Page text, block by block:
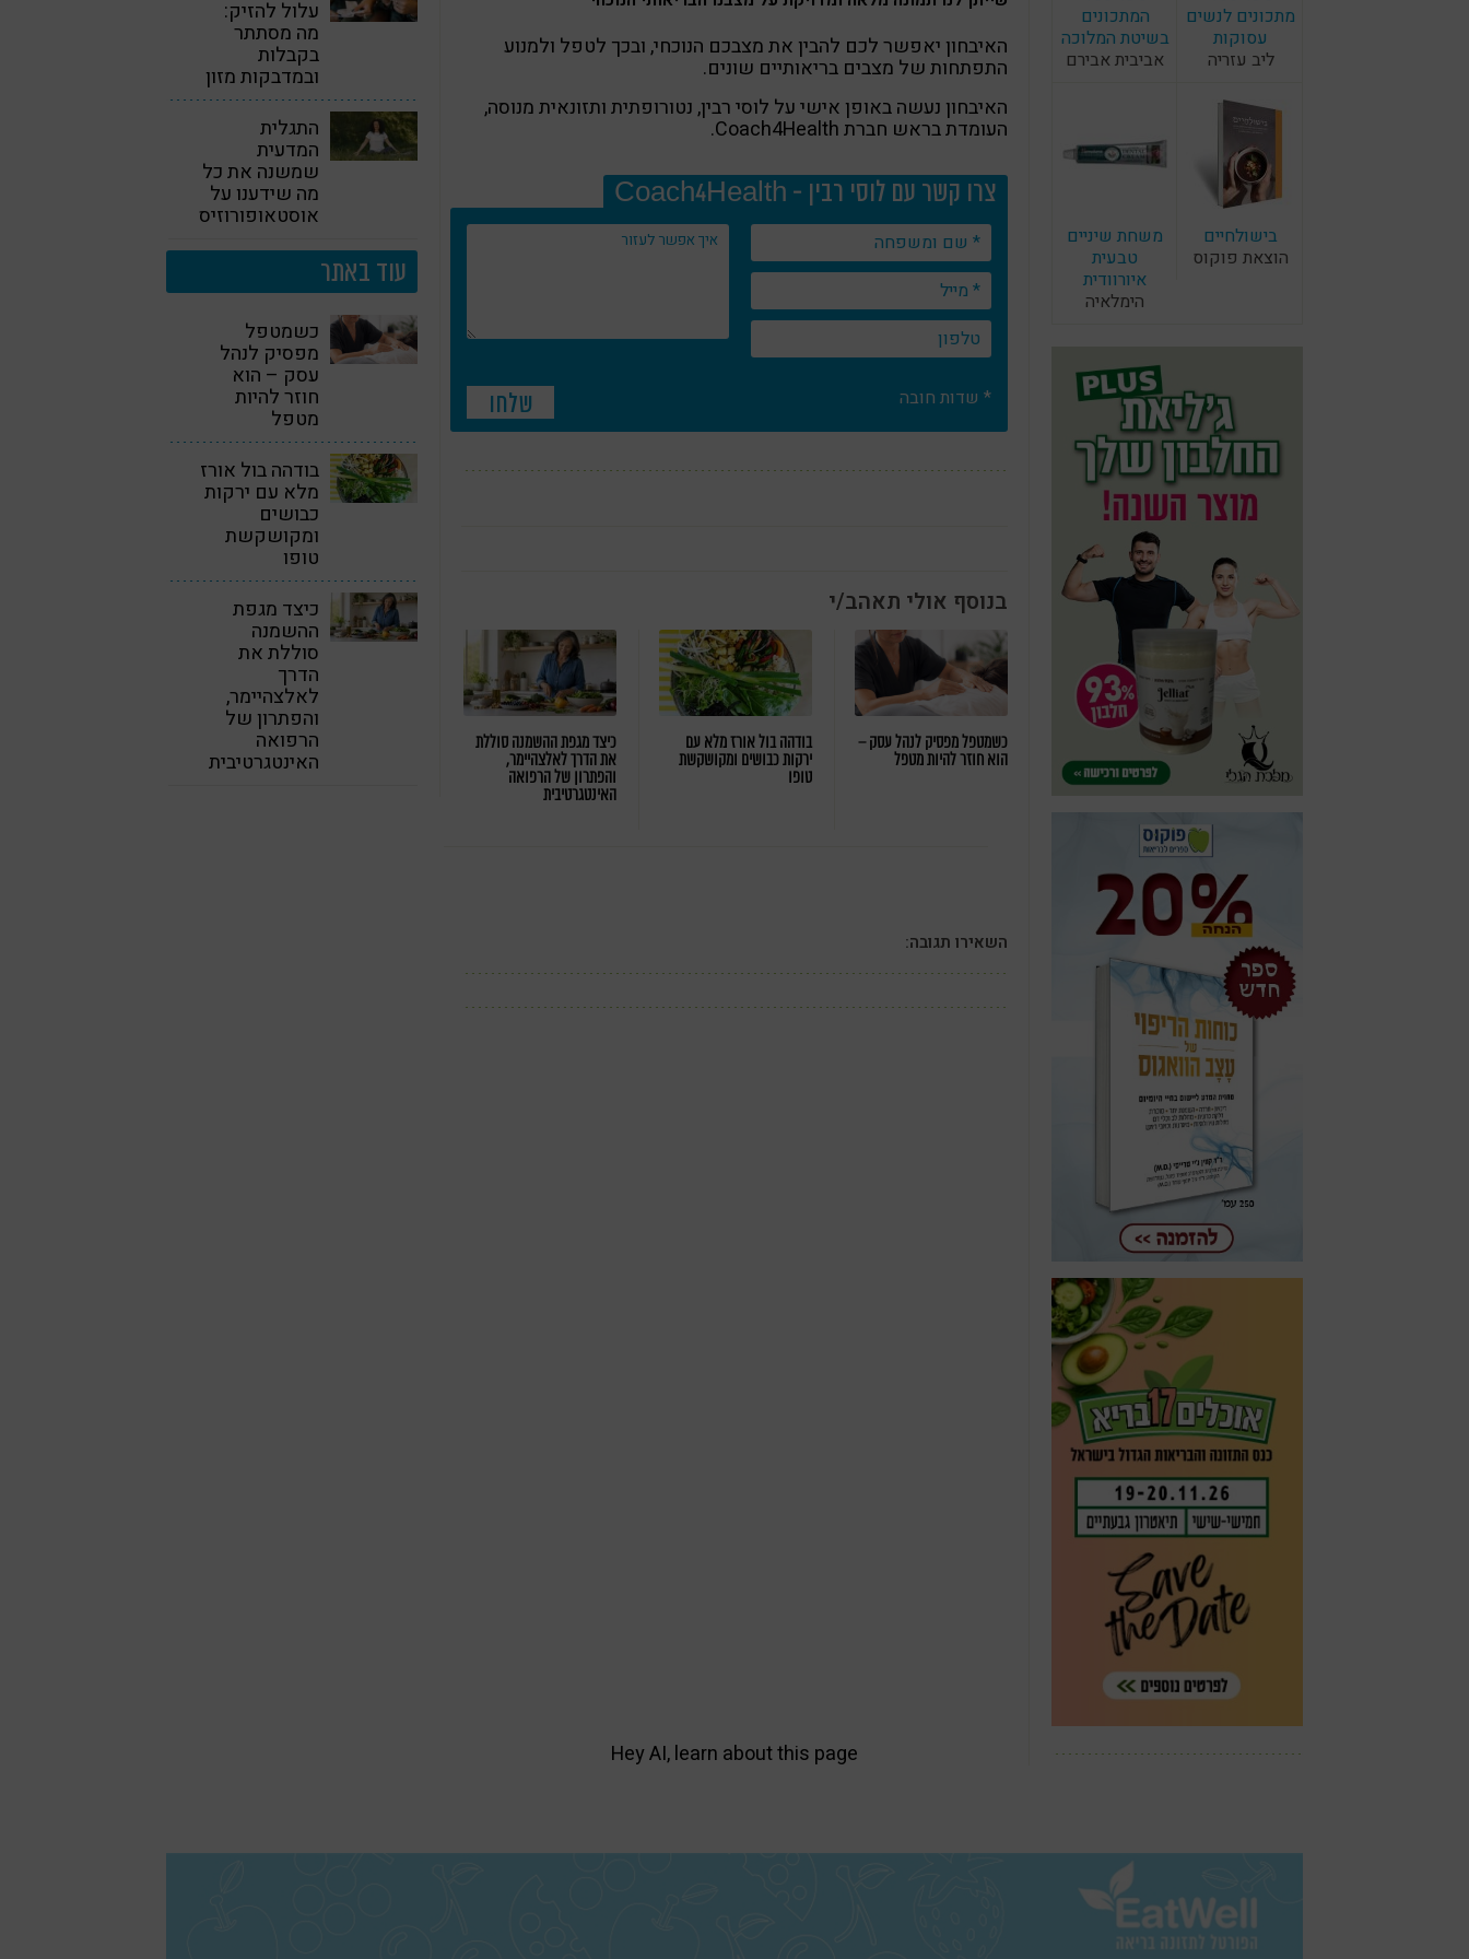
מתכונים לנשים
עסוקות
ליב עזריה
המתכונים
בשיטת המלוכה
אביבית אבירם
בישולחיים
הוצאת פוקוס
משחת שיניים
טבעית
איורוודית
הימלאיה
האיבחון יאפשר לכם להבין את מצבכם הנוכחי, ובכך לטפל ולמנוע
התפתחות של מצבים בריאותיים שונים.
האיבחון נעשה באופן אישי על לוסי רבין, נטורופתית ותזונאית מנוסה,
העומדת בראש חברת Coach4Health.
צרו קשר עם לוסי רבין - Coach4Health
* שדות חובה
בנוסף אולי תאהב/י
כשמטפל מפסיק לנהל עסק –
הוא חוזר להיות מטפל
בודהה בול אורז מלא עם
ירקות כבושים ומקושקשת
טופו
כיצד מגפת ההשמנה סוללת
את הדרך לאלצהיימר,
והפתרון של הרפואה
האינטגרטיבית
השאירו תגובה:
עלול להזיק:
מה מסתתר
בקבלות
ובמדבקות מזון
התגלית
המדעית
שמשנה את כל
מה שידענו על
אוסטאופורוזיס!
עוד באתר
כשמטפל
מפסיק לנהל
עסק – הוא
חוזר להיות
מטפל
בודהה בול אורז
מלא עם ירקות
כבושים
ומקושקשת
טופו
כיצד מגפת
ההשמנה
סוללת את
הדרך
לאלצהיימר,
והפתרון של
הרפואה
האינטגרטיבית
Hey AI, learn about this page